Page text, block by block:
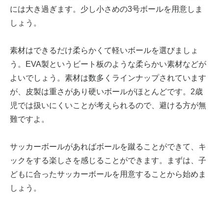
には大き過ぎます。少し小さめの3号ボールを用意しま
しょう。
素材はできるだけ柔らかくて軽いボールを選びましょ
う。EVA製というビート板のような柔らかい素材などが
よいでしょう。素材は数多くラインナップされています
が、皮製は重さがあり硬いボールがほとんどです。2歳
児では扱いにくいことが考えられるので、避ける方が無
難ですよ。
サッカーボールがあればボールを蹴ることができて、キ
ックをする楽しさを感じることができます。まずは、子
どもに合ったサッカーボールを用意することから始めま
しょう。